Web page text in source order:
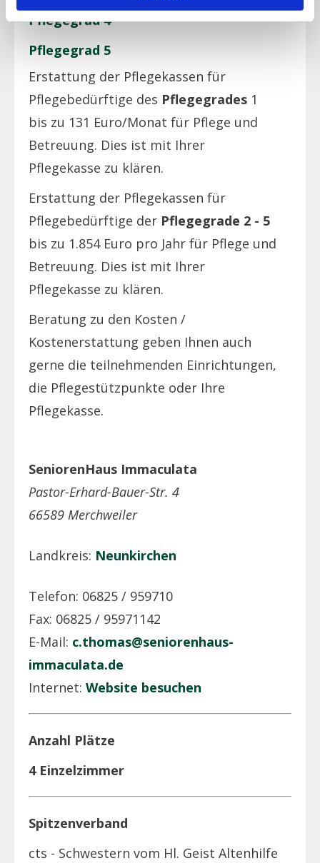
Pflegegrad 4
Pflegegrad 5
Erstattung der Pflegekassen für
Pflegebedürftige des Pflegegrades 1
bis zu 131 Euro/Monat für Pflege und
Betreuung. Dies ist mit Ihrer
Pflegekasse zu klären.
Erstattung der Pflegekassen für
Pflegebedürftige der Pflegegrade 2 - 5
bis zu 1.854 Euro pro Jahr für Pflege und
Betreuung. Dies ist mit Ihrer
Pflegekasse zu klären.
Beratung zu den Kosten /
Kostenerstattung geben Ihnen auch
gerne die teilnehmenden Einrichtungen,
die Pflegestützpunkte oder Ihre
Pflegekasse.
SeniorenHaus Immaculata
Pastor-Erhard-Bauer-Str. 4
66589 Merchweiler
Landkreis: Neunkirchen
Telefon: 06825 / 959710
Fax: 06825 / 95971142
E-Mail: c.thomas@seniorenhaus-
immaculata.de
Internet: Website besuchen
Anzahl Plätze
4 Einzelzimmer
Spitzenverband
cts - Schwestern vom Hl. Geist Altenhilfe